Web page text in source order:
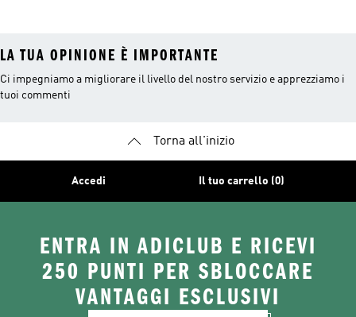
LA TUA OPINIONE È IMPORTANTE
Ci impegniamo a migliorare il livello del nostro servizio e apprezziamo i
tuoi commenti
Torna all'inizio
Accedi Il tuo carrello (0)
ENTRA IN ADICLUB E RICEVI
250 PUNTI PER SBLOCCARE
VANTAGGI ESCLUSIVI